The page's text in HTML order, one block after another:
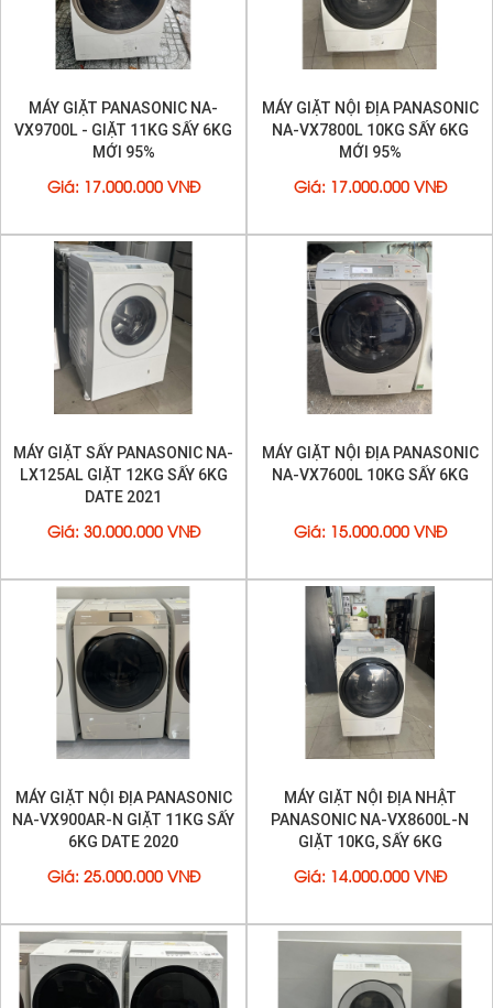
Chất liệu nắp máy:Kính chịu lực
Số người sử dụng:Từ trên 6 người
Kích thước - Khối lượng:Cao 102.1 cm - Ngang
Nơi sản xuất:Nhật Bản
Miễn phí giao hàng tận nơi trong tp hcm + tặng
biến áp đổi nguồn
MÁY GIẶT PANASONIC NA-
VX9700L - GIẶT 11KG SẤY 6KG
MỚI 95%
Giá : 17.000.000 VNĐ
MÁY GIẶT NỘI ĐỊA PANASONIC
NA-VX7800L 10KG SẤY 6KG
MỚI 95%
Giá : 17.000.000 VNĐ
MÁY GIẶT SẤY PANASONIC NA-
LX125AL GIẶT 12KG SẤY 6KG
DATE 2021
Giá: 30.000.000 VNĐ
MÁY GIẶT NỘI ĐỊA PANASONIC
NA-VX7600L 10KG SẤY 6KG
Giá: 15.000.000 VNĐ
MÁY GIẶT NỘI ĐỊA PANASONIC
NA-VX900AR-N GIẶT 11KG SẤY
6KG DATE 2020
Giá: 25.000.000 VNĐ
MÁY GIẶT NỘI ĐỊA NHẬT
PANASONIC NA-VX8600L-N
GIẶT 10KG, SẤY 6KG
Giá: 14.000.000 VNĐ